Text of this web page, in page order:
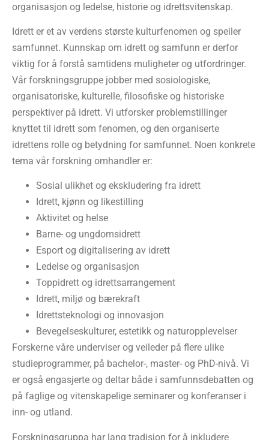
organisasjon og ledelse, historie og idrettsvitenskap.
Idrett er et av verdens største kulturfenomen og speiler
samfunnet. Kunnskap om idrett og samfunn er derfor
viktig for å forstå samtidens muligheter og utfordringer.
Vår forskningsgruppe jobber med sosiologiske,
organisatoriske, kulturelle, filosofiske og historiske
perspektiver på idrett. Vi utforsker problemstillinger
knyttet til idrett som fenomen, og den organiserte
idrettens rolle og betydning for samfunnet. Noen konkrete
tema vår forskning omhandler er:
Sosial ulikhet og ekskludering fra idrett
Idrett, kjønn og likestilling
Aktivitet og helse
Barne- og ungdomsidrett
Esport og digitalisering av idrett
Ledelse og organisasjon
Toppidrett og idrettsarrangement
Idrett, miljø og bærekraft
Idrettsteknologi og innovasjon
Bevegelseskulturer, estetikk og naturopplevelser
Forskerne våre underviser og veileder på flere ulike
studieprogrammer, på bachelor-, master- og PhD-nivå. Vi
er også engasjerte og deltar både i samfunnsdebatten og
på faglige og vitenskapelige seminarer og konferanser i
inn- og utland.
Forskningsgruppa har lang tradisjon for å inkludere